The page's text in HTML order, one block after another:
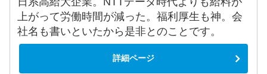
上がって労働時間が減った。福利厚生も神。会
社名も書いといたから是非とのことです。
詳細ページ